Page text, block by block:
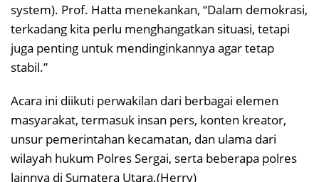
system). Prof. Hatta menekankan, “Dalam demokrasi,
terkadang kita perlu menghangatkan situasi, tetapi
juga penting untuk mendinginkannya agar tetap
stabil.”
Acara ini diikuti perwakilan dari berbagai elemen
masyarakat, termasuk insan pers, konten kreator,
unsur pemerintahan kecamatan, dan ulama dari
wilayah hukum Polres Sergai, serta beberapa polres
lainnya di Sumatera Utara.(Herry)